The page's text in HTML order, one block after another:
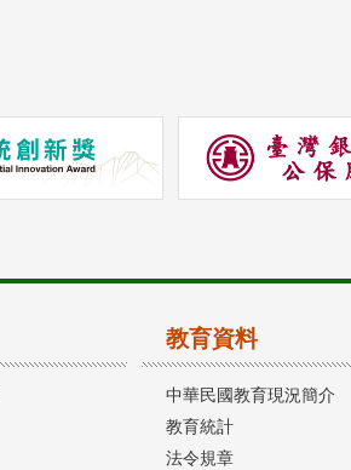
教育資料
中華民國教育現況簡介
教育統計
法令規章